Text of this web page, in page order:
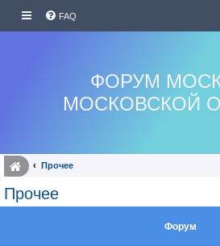
FAQ
ФОРУМ
МОСКОВСКОЙ
Прочее
Прочее
Форум